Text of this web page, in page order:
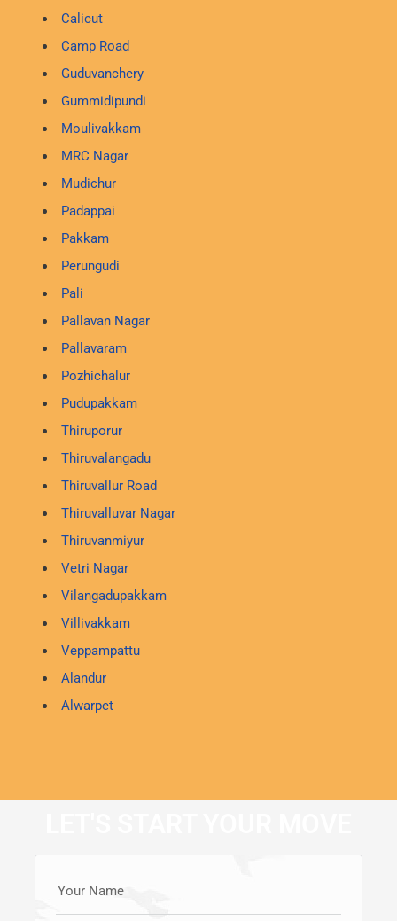
Calicut
Camp Road
Guduvanchery
Gummidipundi
Moulivakkam
MRC Nagar
Mudichur
Padappai
Pakkam
Perungudi
Pali
Pallavan Nagar
Pallavaram
Pozhichalur
Pudupakkam
Thiruporur
Thiruvalangadu
Thiruvallur Road
Thiruvalluvar Nagar
Thiruvanmiyur
Vetri Nagar
Vilangadupakkam
Villivakkam
Veppampattu
Alandur
Alwarpet
Your Name